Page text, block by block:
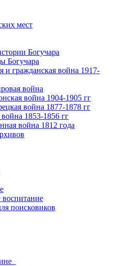
мест
Богучара
Богучара
и гражданская война 1917-
война
война 1904-1905 гг
война 1877-1878 гг
1853-1856 гг
война 1812 года
воспитание
поисковиков